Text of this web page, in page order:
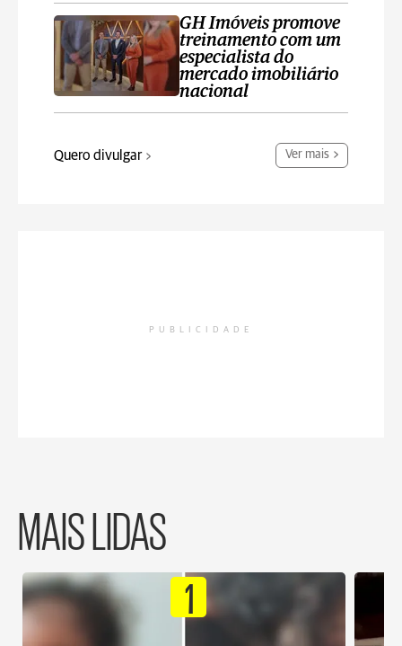
GH Imóveis promove
treinamento com um
especialista do
mercado imobiliário
nacional
Quero divulgar Ver mais
PUBLICIDADE
MAIS LIDAS
1